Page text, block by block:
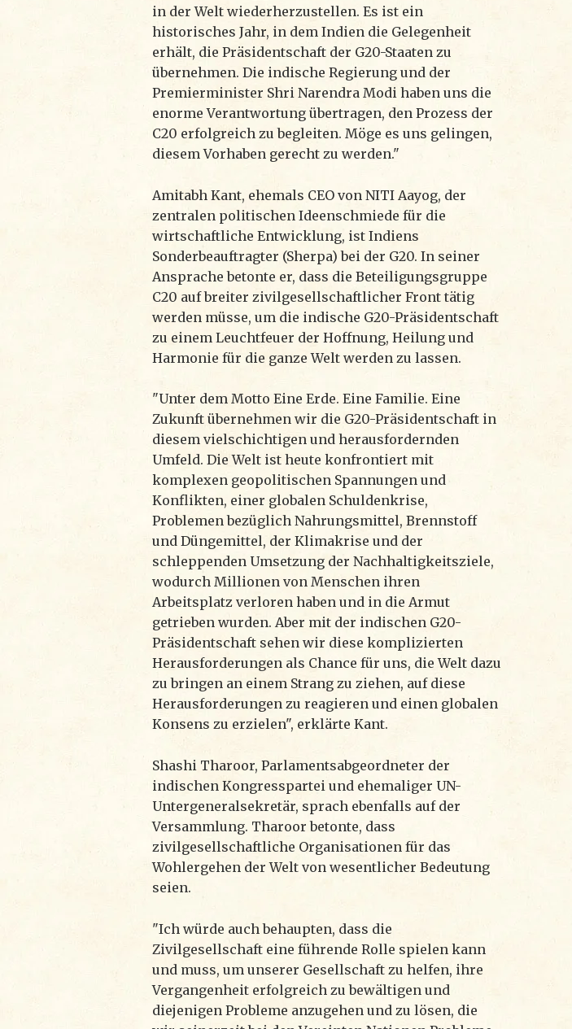
in der Welt wiederherzustellen. Es ist ein
historisches Jahr, in dem Indien die Gelegenheit
erhält, die Präsidentschaft der G20-Staaten zu
übernehmen. Die indische Regierung und der
Premierminister Shri Narendra Modi haben uns die
enorme Verantwortung übertragen, den Prozess der
C20 erfolgreich zu begleiten. Möge es uns gelingen,
diesem Vorhaben gerecht zu werden."
Amitabh Kant, ehemals CEO von NITI Aayog, der
zentralen politischen Ideenschmiede für die
wirtschaftliche Entwicklung, ist Indiens
Sonderbeauftragter (Sherpa) bei der G20. In seiner
Ansprache betonte er, dass die Beteiligungsgruppe
C20 auf breiter zivilgesellschaftlicher Front tätig
werden müsse, um die indische G20-Präsidentschaft
zu einem Leuchtfeuer der Hoffnung, Heilung und
Harmonie für die ganze Welt werden zu lassen.
"Unter dem Motto Eine Erde. Eine Familie. Eine
Zukunft übernehmen wir die G20-Präsidentschaft in
diesem vielschichtigen und herausfordernden
Umfeld. Die Welt ist heute konfrontiert mit
komplexen geopolitischen Spannungen und
Konflikten, einer globalen Schuldenkrise,
Problemen bezüglich Nahrungsmittel, Brennstoff
und Düngemittel, der Klimakrise und der
schleppenden Umsetzung der Nachhaltigkeitsziele,
wodurch Millionen von Menschen ihren
Arbeitsplatz verloren haben und in die Armut
getrieben wurden. Aber mit der indischen G20-
Präsidentschaft sehen wir diese komplizierten
Herausforderungen als Chance für uns, die Welt dazu
zu bringen an einem Strang zu ziehen, auf diese
Herausforderungen zu reagieren und einen globalen
Konsens zu erzielen", erklärte Kant.
Shashi Tharoor, Parlamentsabgeordneter der
indischen Kongresspartei und ehemaliger UN-
Untergeneralsekretär, sprach ebenfalls auf der
Versammlung. Tharoor betonte, dass
zivilgesellschaftliche Organisationen für das
Wohlergehen der Welt von wesentlicher Bedeutung
seien.
"Ich würde auch behaupten, dass die
Zivilgesellschaft eine führende Rolle spielen kann
und muss, um unserer Gesellschaft zu helfen, ihre
Vergangenheit erfolgreich zu bewältigen und
diejenigen Probleme anzugehen und zu lösen, die